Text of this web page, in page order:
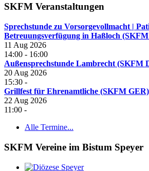
SKFM Veranstaltungen
Sprechstunde zu Vorsorgevollmacht |
Betreuungsverfügung in Haßloch
11 Aug 2026
14:00 - 16:00
Außensprechstunde Lambrecht (SKFM
20 Aug 2026
15:30 -
Grillfest für Ehrenamtliche (SKFM GER)
22 Aug 2026
11:00 -
Alle Termine...
SKFM Vereine im Bistum Speyer